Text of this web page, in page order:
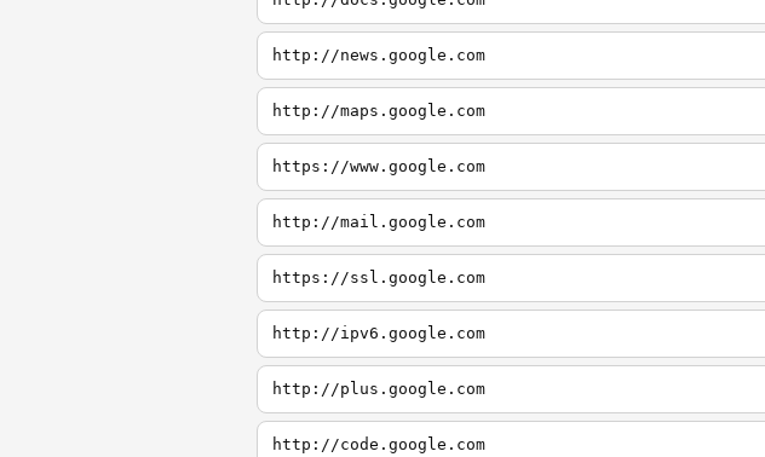
http://news.google.com
http://maps.google.com
https://www.google.com
http://mail.google.com
https://ssl.google.com
http://ipv6.google.com
http://plus.google.com
http://code.google.com